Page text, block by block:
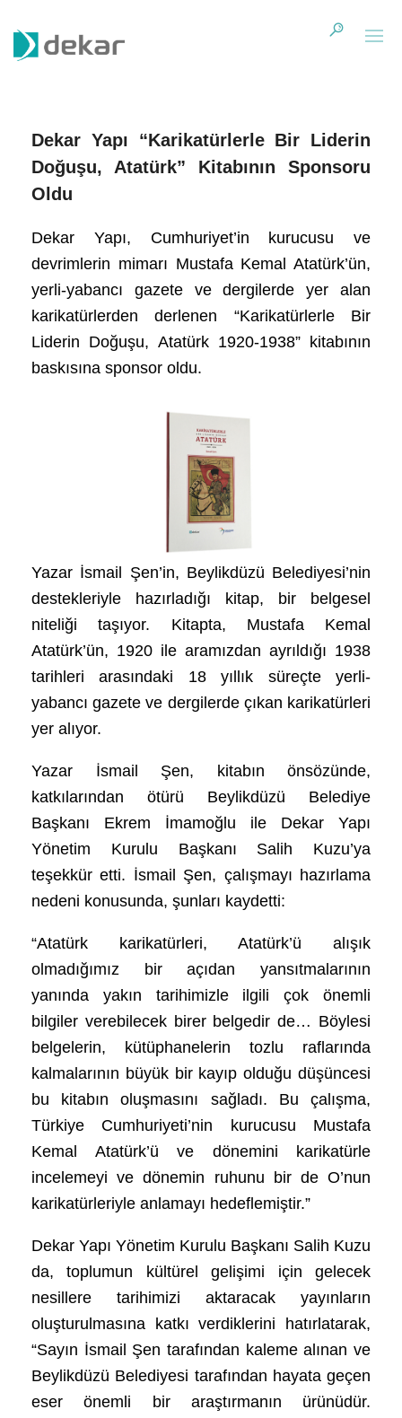
Dekar Yapı “Karikatürlerle Bir Liderin
Doğuşu, Atatürk” Kitabının Sponsoru
Oldu
Dekar Yapı, Cumhuriyet’in kurucusu ve
devrimlerin mimarı Mustafa Kemal Atatürk’ün,
yerli-yabancı gazete ve dergilerde yer alan
karikatürlerden derlenen “Karikatürlerle Bir
Liderin Doğuşu, Atatürk 1920-1938” kitabının
baskısına sponsor oldu.
Yazar İsmail Şen’in, Beylikdüzü Belediyesi’nin
destekleriyle hazırladığı kitap, bir belgesel
niteliği taşıyor. Kitapta, Mustafa Kemal
Atatürk’ün, 1920 ile aramızdan ayrıldığı 1938
tarihleri arasındaki 18 yıllık süreçte yerli-
yabancı gazete ve dergilerde çıkan karikatürleri
yer alıyor.
Yazar İsmail Şen, kitabın önsözünde,
katkılarından ötürü Beylikdüzü Belediye
Başkanı Ekrem İmamoğlu ile Dekar Yapı
Yönetim Kurulu Başkanı Salih Kuzu’ya
teşekkür etti. İsmail Şen, çalışmayı hazırlama
nedeni konusunda, şunları kaydetti:
“Atatürk karikatürleri, Atatürk’ü alışık
olmadığımız bir açıdan yansıtmalarının
yanında yakın tarihimizle ilgili çok önemli
bilgiler verebilecek birer belgedir de… Böylesi
belgelerin, kütüphanelerin tozlu raflarında
kalmalarının büyük bir kayıp olduğu düşüncesi
bu kitabın oluşmasını sağladı. Bu çalışma,
Türkiye Cumhuriyeti’nin kurucusu Mustafa
Kemal Atatürk’ü ve dönemini karikatürle
incelemeyi ve dönemin ruhunu bir de O’nun
karikatürleriyle anlamayı hedeflemiştir.”
Dekar Yapı Yönetim Kurulu Başkanı Salih Kuzu
da, toplumun kültürel gelişimi için gelecek
nesillere tarihimizi aktaracak yayınların
oluşturulmasına katkı verdiklerini hatırlatarak,
“Sayın İsmail Şen tarafından kaleme alınan ve
Beylikdüzü Belediyesi tarafından hayata geçen
eser önemli bir araştırmanın ürünüdür.